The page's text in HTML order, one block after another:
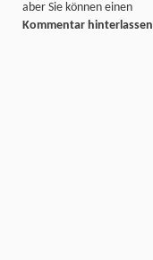
aber Sie können einen
Kommentar hinterlassen